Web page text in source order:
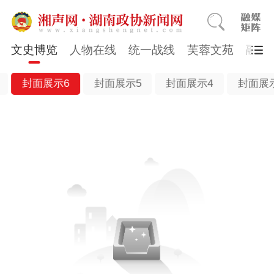
文史博览 人物在线 统一战线 芙蓉文苑 融媒
封面展示6 封面展示5 封面展示4 封面展